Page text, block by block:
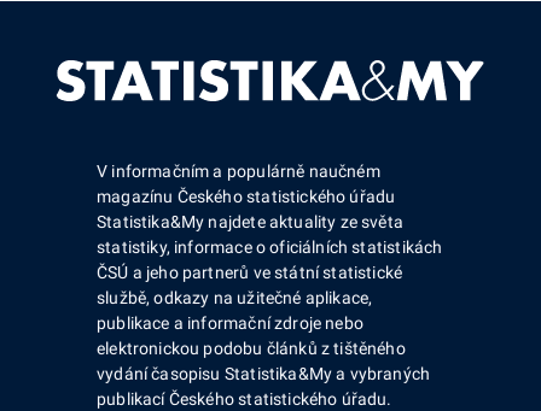
V informačním a populárně naučném
magazínu Českého statistického úřadu
Statistika&My najdete aktuality ze světa
statistiky, informace o oficiálních statistikách
ČSÚ a jeho partnerů ve státní statistické
službě, odkazy na užitečné aplikace,
publikace a informační zdroje nebo
elektronickou podobu článků z tištěného
vydání časopisu Statistika&My a vybraných
publikací Českého statistického úřadu.